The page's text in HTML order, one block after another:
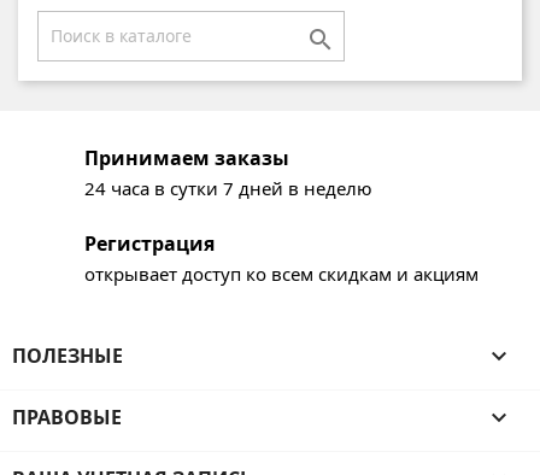

Принимаем заказы
24 часа в сутки 7 дней в неделю
Регистрация
открывает доступ ко всем скидкам и акциям
ПОЛЕЗНЫЕ 
ПРАВОВЫЕ 